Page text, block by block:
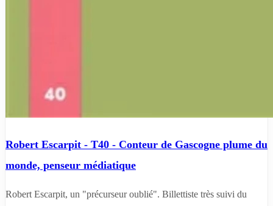
Robert Escarpit - T40 - Conteur de Gascogne plume du
monde, penseur médiatique
Robert Escarpit, un "précurseur oublié". Billettiste très suivi du